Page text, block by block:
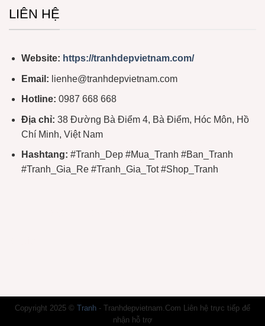
LIÊN HỆ
Website: https://tranhdepvietnam.com/
Email: lienhe@tranhdepvietnam.com
Hotline: 0987 668 668
Địa chỉ: 38 Đường Bà Điểm 4, Bà Điểm, Hóc Môn, Hồ
Chí Minh, Việt Nam
Hashtang: #Tranh_Dep #Mua_Tranh #Ban_Tranh
#Tranh_Gia_Re #Tranh_Gia_Tot #Shop_Tranh
Copyright 2025 © Tranh - Tranhdepvietnam.Com Liên hệ trực tiếp để
nhận hỗ trợ